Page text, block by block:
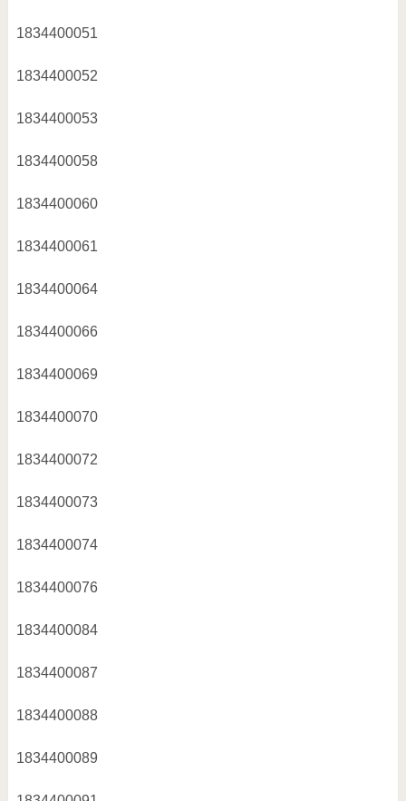
1834400051
1834400052
1834400053
1834400058
1834400060
1834400061
1834400064
1834400066
1834400069
1834400070
1834400072
1834400073
1834400074
1834400076
1834400084
1834400087
1834400088
1834400089